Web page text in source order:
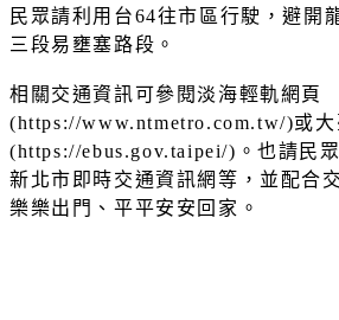
民眾請利用台64往市區行駛，避開
三段易壅塞路段。
相關交通資訊可參閱淡海輕軌網頁
(https://www.ntmetro.com.tw/)或
(https://ebus.gov.taipei/)。也請民
新北市即時交通資訊網等，並配合
樂樂出門、平平安安回家。